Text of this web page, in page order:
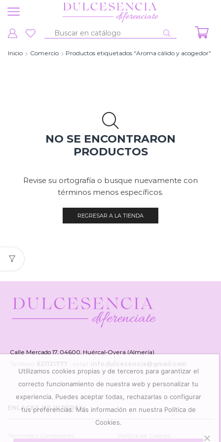
Entrada
búsqueda
Inicio Comercio Productos etiquetados “Aroma cálido y acogedor”
NO SE ENCONTRARON
PRODUCTOS
Revise su ortografía o busque nuevamente con
términos menos específicos.
REGRESAR A LA TIENDA
Calle Mercado 17, 04600, Huércal-Overa (Almería)
Teléfono: 621121777 info.dulcesencia@gmail.com
ENLACES DE INTERÉS
Términos y Condiciones Política de Cookies
Utilizamos cookies propias y de terceros para garantizar el
correcto funcionamiento de nuestra web y personalizar tu
experiencia. Puedes aceptar todas, rechazarlas o configurar
tus preferencias. Más información en nuestra Política de
Cookies.